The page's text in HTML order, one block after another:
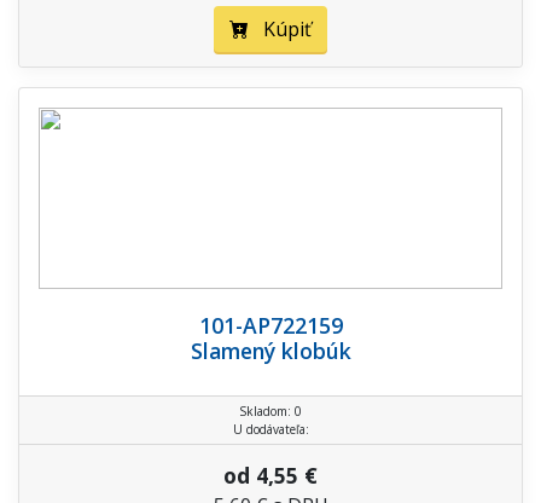
Kúpiť
101-AP722159
Slamený klobúk
Skladom: 0
U dodávateľa:
od 4,55 €